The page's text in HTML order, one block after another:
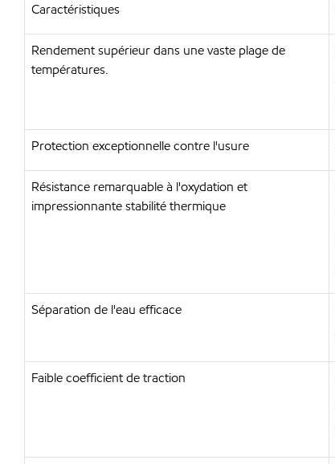
Caractéristiques
Rendement supérieur dans une vaste plage de
températures.
Protection exceptionnelle contre l'usure
Résistance remarquable à l'oxydation et
impressionnante stabilité thermique
Séparation de l'eau efficace
Faible coefficient de traction